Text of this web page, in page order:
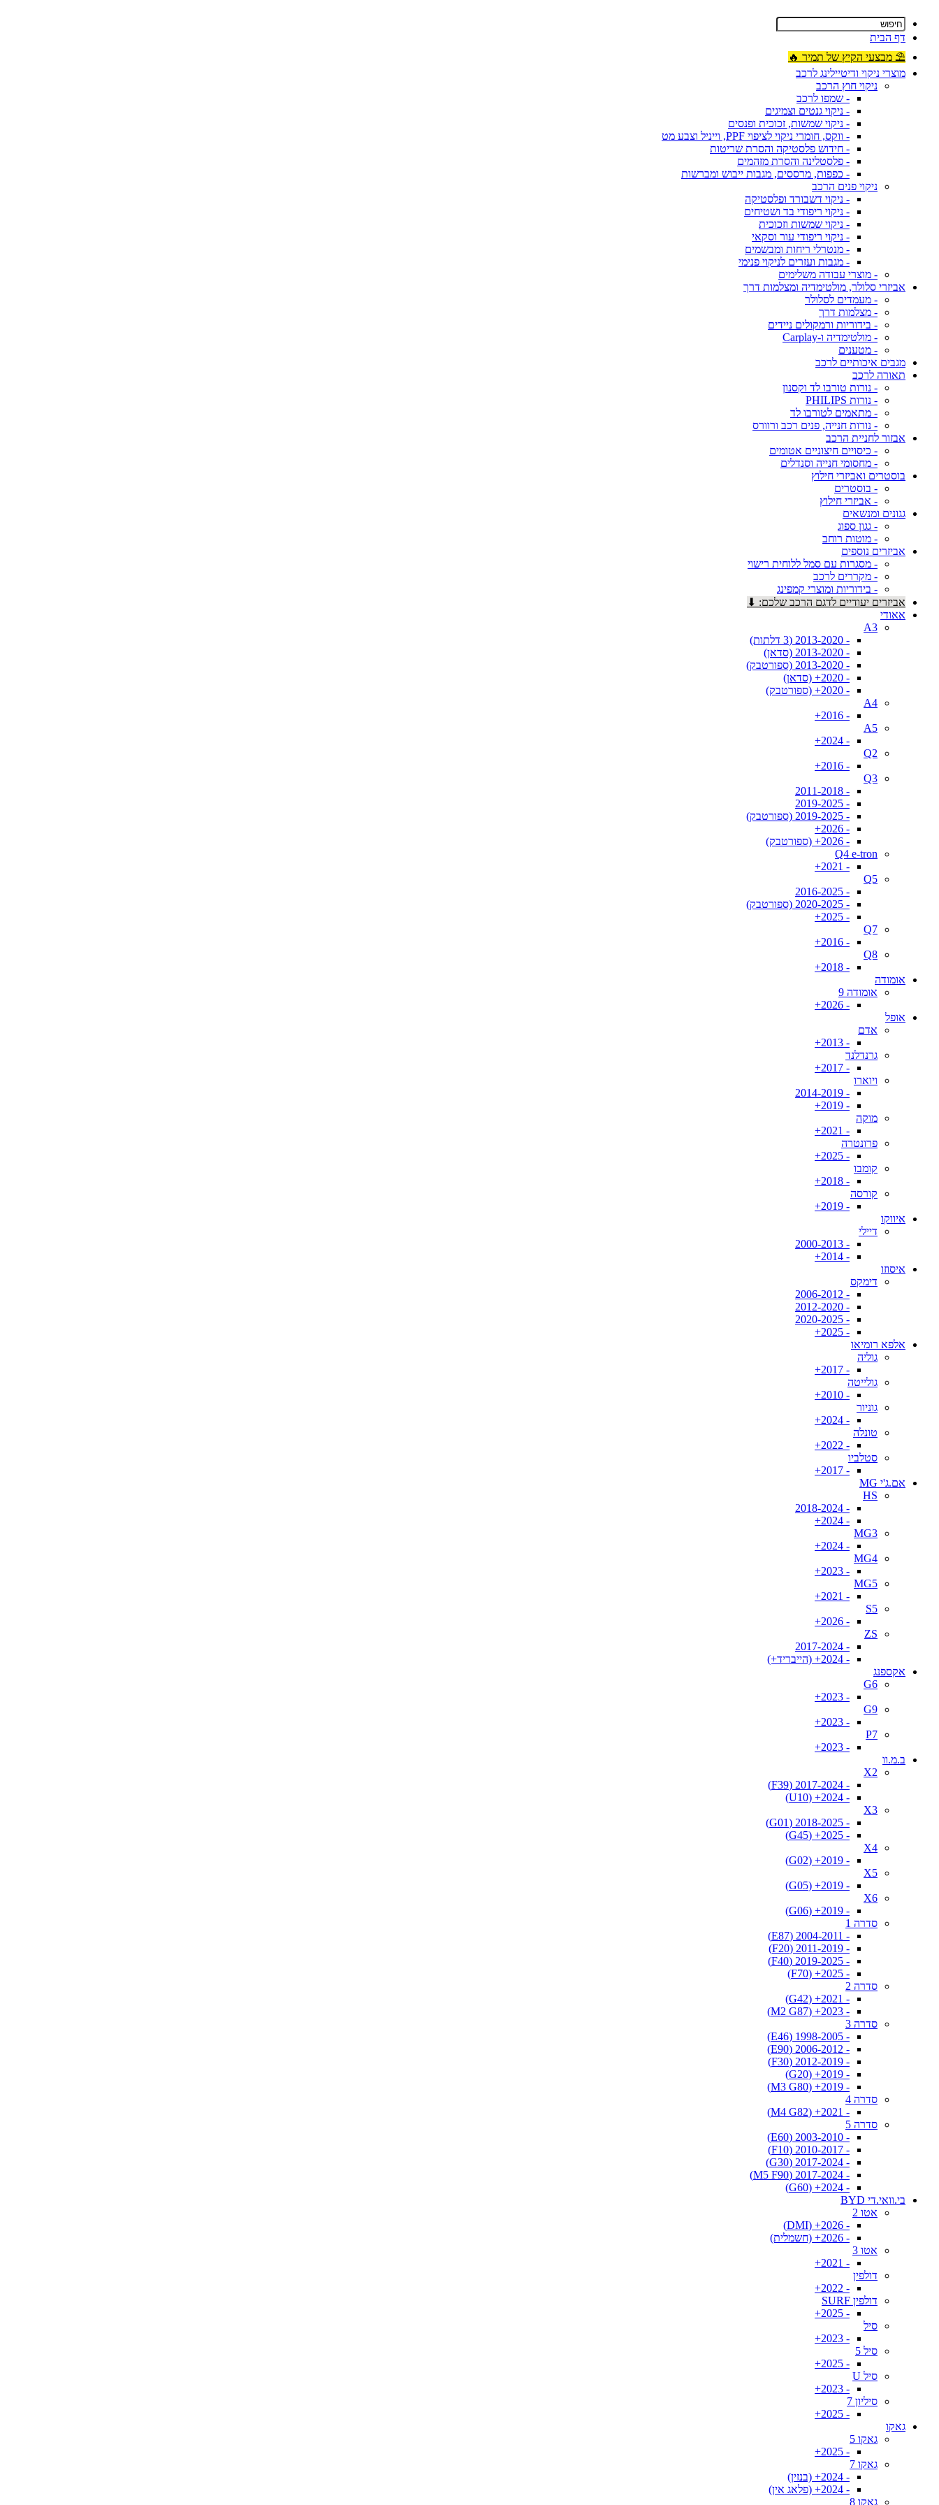
דף הבית
⛱ מבצעי הקיץ של תמיר 🔥
מוצרי ניקוי ודיטיילינג לרכב
ניקוי חוץ הרכב
- שמפו לרכב
- ניקוי גנטים וצמיגים
- ניקוי שמשות, זכוכית ופנסים
- ווקס, חומרי ניקוי לציפוי PPF, וייניל וצבע מט
- חידוש פלסטיקה והסרת שריטות
- פלסטלינה והסרת מזהמים
- כפפות, מרססים, מגבות ייבוש ומברשות
ניקוי פנים הרכב
- ניקוי דשבורד ופלסטיקה
- ניקוי ריפודי בד ושטיחים
- ניקוי שמשות וזכוכית
- ניקוי ריפודי עור וסקאי
- מנטרלי ריחות ומבשמים
- מגבות ועזרים לניקוי פנימי
- מוצרי עבודה משלימים
אביזרי סלולר, מולטימדיה ומצלמות דרך
- מעמדים לסלולר
- מצלמות דרך
- בידוריות ורמקולים ניידים
- מולטימדיה ו-Carplay
- מטענים
מגבים איכותיים לרכב
תאורה לרכב
- נורות טורבו לד וקסנון
- נורות PHILIPS
- מתאמים לטורבו לד
- נורות חנייה, פנים רכב ורוורס
אבזור לחניית הרכב
- כיסויים חיצוניים אטומים
- מחסומי חנייה וסנדלים
בוסטרים ואביזרי חילוץ
- בוסטרים
- אביזרי חילוץ
גגונים ומנשאים
- גגון ספוג
- מוטות רוחב
אביזרים נוספים
- מסגרות עם סמל ללוחית רישוי
- מקררים לרכב
- בידוריות ומוצרי קמפינג
אביזרים יעודיים לדגם הרכב שלכם: ⬇
אאודי
A3
- 2013-2020 (3 דלתות)
- 2013-2020 (סדאן)
- 2013-2020 (ספורטבק)
- 2020+ (סדאן)
- 2020+ (ספורטבק)
A4
- 2016+
A5
- 2024+
Q2
- 2016+
Q3
- 2011-2018
- 2019-2025
- 2019-2025 (ספורטבק)
- 2026+
- 2026+ (ספורטבק)
Q4 e-tron
- 2021+
Q5
- 2016-2025
- 2020-2025 (ספורטבק)
- 2025+
Q7
- 2016+
Q8
- 2018+
אומודה
אומודה 9
- 2026+
אופל
אדם
- 2013+
גרנדלנד
- 2017+
ויוארו
- 2014-2019
- 2019+
מוקה
- 2021+
פרונטרה
- 2025+
קומבו
- 2018+
קורסה
- 2019+
איווקו
דיילי
- 2000-2013
- 2014+
איסוזו
דימקס
- 2006-2012
- 2012-2020
- 2020-2025
- 2025+
אלפא רומיאו
גוליה
- 2017+
גולייטה
- 2010+
גוניור
- 2024+
טונלה
- 2022+
סטלביו
- 2017+
אם.ג'י MG
HS
- 2018-2024
- 2024+
MG3
- 2024+
MG4
- 2023+
MG5
- 2021+
S5
- 2026+
ZS
- 2017-2024
- 2024+ (הייבריד+)
אקספנג
G6
- 2023+
G9
- 2023+
P7
- 2023+
ב.מ.וו
X2
- 2017-2024 (F39)
- 2024+ (U10)
X3
- 2018-2025 (G01)
- 2025+ (G45)
X4
- 2019+ (G02)
X5
- 2019+ (G05)
X6
- 2019+ (G06)
סדרה 1
- 2004-2011 (E87)
- 2011-2019 (F20)
- 2019-2025 (F40)
- 2025+ (F70)
סדרה 2
- 2021+ (G42)
- 2023+ (M2 G87)
סדרה 3
- 1998-2005 (E46)
- 2006-2012 (E90)
- 2012-2019 (F30)
- 2019+ (G20)
- 2019+ (M3 G80)
סדרה 4
- 2021+ (M4 G82)
סדרה 5
- 2003-2010 (E60)
- 2010-2017 (F10)
- 2017-2024 (G30)
- 2017-2024 (M5 F90)
- 2024+ (G60)
בי.וואי.די BYD
אטו 2
- 2026+ (DMI)
- 2026+ (חשמלית)
אטו 3
- 2021+
דולפין
- 2022+
דולפין SURF
- 2025+
סיל
- 2023+
סיל 5
- 2025+
סיל U
- 2023+
סיליון 7
- 2025+
גאקו
גאקו 5
- 2025+
גאקו 7
- 2024+ (בנזין)
- 2024+ (פלאג אין)
גאקו 8